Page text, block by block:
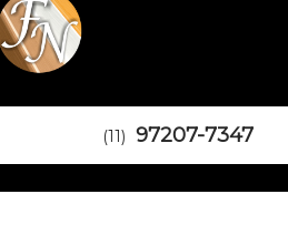
(11) 97207-7347